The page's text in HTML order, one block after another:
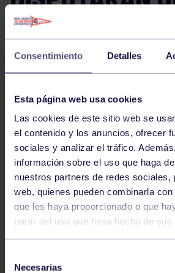
Consentimiento Detalles
Esta página web usa cookies
Las cookies de este sitio web se
el contenido y los anuncios, ofrecer
sociales y analizar el tráfico.
información sobre el uso que haga
nuestros partners de redes sociales,
web, quienes pueden combinarla
que les haya proporcionado o que
partir del uso que haya hecho de
Necesarias
LAS
MEMORIAL
EN NAVA
La emoción del Memorial Artidiello
continúa este miércoles con la
semifinales, que enfrentará a
Bugallo tras lograr ambos su
decisiva ronda del torneo.
La partida se celebrará el
horas en la bolera portátil
Ayuntamiento de Nava, escenario
esta destacada competición de